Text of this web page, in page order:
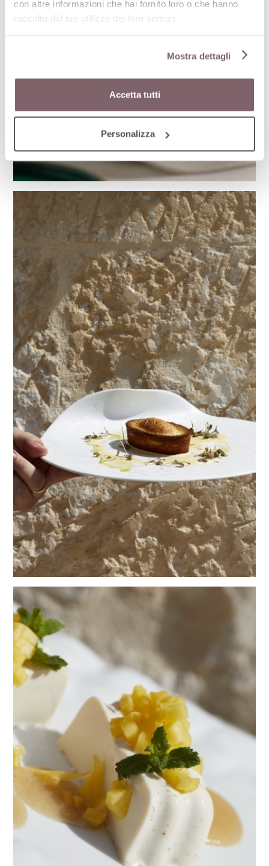
con altre informazioni che hai fornito loro o che hanno
raccolto dal tuo utilizzo dei loro servizi.
Mostra dettagli
Accetta tutti
Personalizza